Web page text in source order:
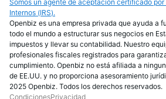
Somos un agente de aceptación certificado
Internos (IRS).
Openbiz es una empresa privada que ayuda a
todo el mundo a estructurar sus negocios en
impuestos y llevar su contabilidad. Nuestro
profesionales fiscales registrados para
cumplimiento. Openbiz no está afiliada a
de EE.UU. y no proporciona asesoramiento
2025 Openbiz. Todos los derechos reservados.
CondicionesPrivacidad